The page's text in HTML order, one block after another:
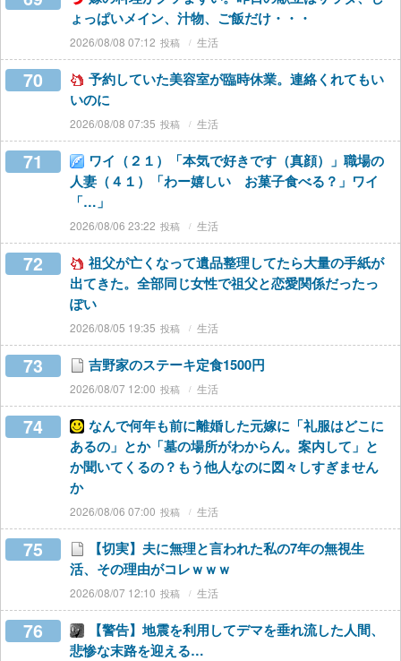
ょっぱいメイン、汁物、ご飯だけ・・・
2026/08/08 07:12 生活
70
予約していた美容室が臨時休業。連絡くれてもい
いのに
2026/08/08 07:35 生活
71
ワイ（２１）「本気で好きです（真顔）」職場の
人妻（４１）「わー嬉しい お菓子食べる？」ワイ
「…」
2026/08/06 23:22 生活
72
祖父が亡くなって遺品整理してたら大量の手紙が
出てきた。全部同じ女性で祖父と恋愛関係だったっ
ぽい
2026/08/05 19:35 生活
73 吉野家のステーキ定食1500円
2026/08/07 12:00 生活
74
なんで何年も前に離婚した元嫁に「礼服はどこに
あるの」とか「墓の場所がわからん。案内して」と
か聞いてくるの？もう他人なのに図々しすぎません
か
2026/08/06 07:00 生活
75
【切実】夫に無理と言われた私の7年の無視生
活、その理由がコレｗｗｗ
2026/08/07 12:10 生活
76
【警告】地震を利用してデマを垂れ流した人間、
悲惨な末路を迎える…